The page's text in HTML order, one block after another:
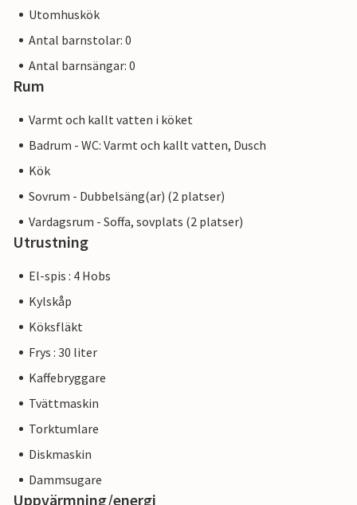
Utomhuskök
Antal barnstolar: 0
Antal barnsängar: 0
Rum
Varmt och kallt vatten i köket
Badrum - WC: Varmt och kallt vatten, Dusch
Kök
Sovrum - Dubbelsäng(ar) (2 platser)
Vardagsrum - Soffa, sovplats (2 platser)
Utrustning
El-spis : 4 Hobs
Kylskåp
Köksfläkt
Frys : 30 liter
Kaffebryggare
Tvättmaskin
Torktumlare
Diskmaskin
Dammsugare
Uppvärmning/energi